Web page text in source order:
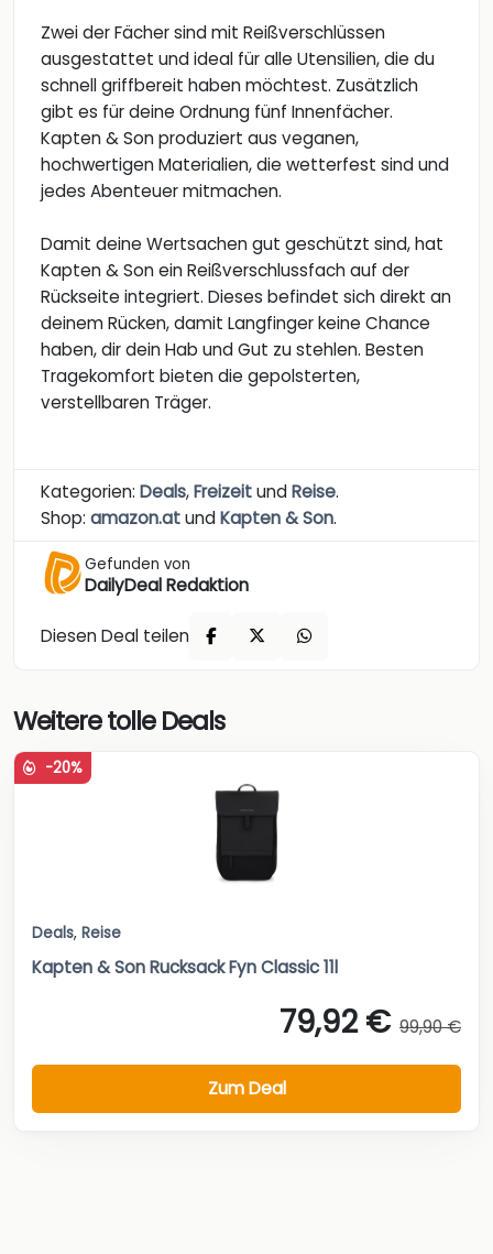
Zwei der Fächer sind mit Reißverschlüssen
ausgestattet und ideal für alle Utensilien, die du
schnell griffbereit haben möchtest. Zusätzlich
gibt es für deine Ordnung fünf Innenfächer.
Kapten & Son produziert aus veganen,
hochwertigen Materialien, die wetterfest sind und
jedes Abenteuer mitmachen.
Damit deine Wertsachen gut geschützt sind, hat
Kapten & Son ein Reißverschlussfach auf der
Rückseite integriert. Dieses befindet sich direkt an
deinem Rücken, damit Langfinger keine Chance
haben, dir dein Hab und Gut zu stehlen. Besten
Tragekomfort bieten die gepolsterten,
verstellbaren Träger.
Kategorien: Deals,FreizeitundReise.
Shop: amazon.atundKapten & Son.
Gefunden von
DailyDeal Redaktion
Diesen Deal teilen
Weitere tolle Deals
-20%
Deals, Reise
Kapten & Son Rucksack Fyn Classic 11l
79,92 € 99,90 €
Zum Deal